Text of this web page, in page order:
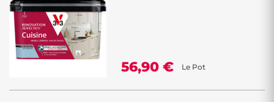
56,90 € Le Pot